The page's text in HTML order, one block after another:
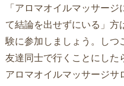
「アロマオイルマッサー
て結論を出せずにいる」
験に参加しましょう。しつ
友達同士で行くことにした
アロマオイルマッサージ